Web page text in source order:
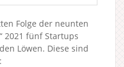
Folge der neunten
2021 fünf Startups
Löwen. Diese sind